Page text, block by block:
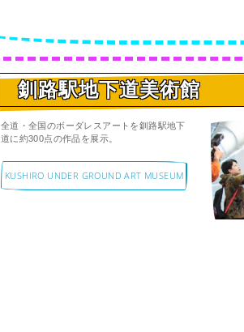
釧路駅地下道美術館
全道・全国のボーダレスアートを釧路駅地下
道に約300点の作品を展示。
KUSHIRO UNDER GROUND ART MUSEUM